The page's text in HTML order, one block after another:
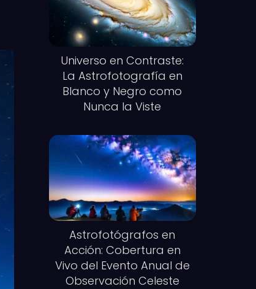
Universo en Contraste:
La Astrofotografía en
Blanco y Negro como
Nunca la Viste
Astrofotógrafos en
Acción: Cobertura en
Vivo del Evento Anual de
Observación Celeste